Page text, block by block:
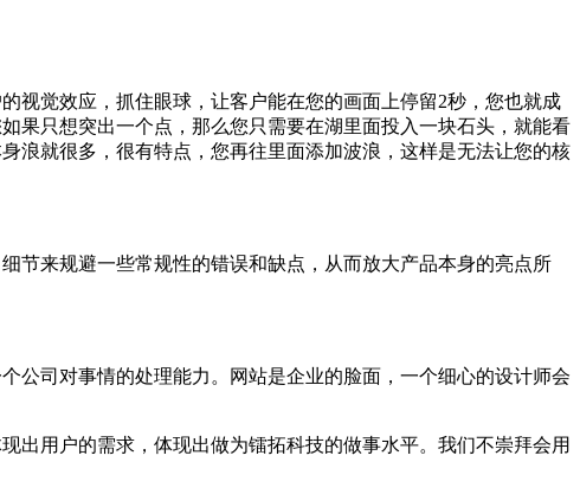
视觉效应，抓住眼球，让客户能在您的画面上停留2秒，您也就成
果只想突出一个点，那么您只需要在湖里面投入一块石头，就能看
浪就很多，很有特点，您再往里面添加波浪，这样是无法让您的核
节来规避一些常规性的错误和缺点，从而放大产品本身的亮点所
公司对事情的处理能力。网站是企业的脸面，一个细心的设计师会
出用户的需求，体现出做为镭拓科技的做事水平。我们不崇拜会用